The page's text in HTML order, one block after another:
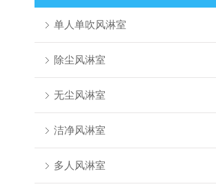
单人单吹风淋室
除尘风淋室
无尘风淋室
洁净风淋室
多人风淋室